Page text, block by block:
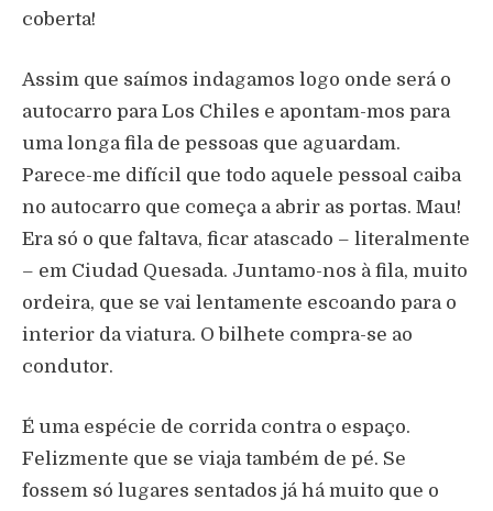
coberta!
Assim que saímos indagamos logo onde será o
autocarro para Los Chiles e apontam-mos para
uma longa fila de pessoas que aguardam.
Parece-me difícil que todo aquele pessoal caiba
no autocarro que começa a abrir as portas. Mau!
Era só o que faltava, ficar atascado – literalmente
– em Ciudad Quesada. Juntamo-nos à fila, muito
ordeira, que se vai lentamente escoando para o
interior da viatura. O bilhete compra-se ao
condutor.
É uma espécie de corrida contra o espaço.
Felizmente que se viaja também de pé. Se
fossem só lugares sentados já há muito que o